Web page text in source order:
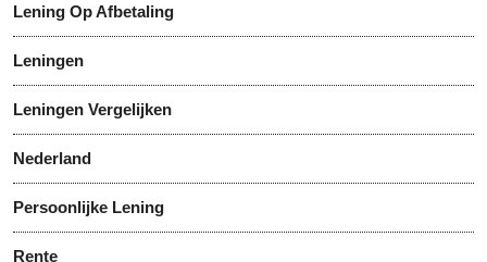
Lening Op Afbetaling
Leningen
Leningen Vergelijken
Nederland
Persoonlijke Lening
Rente